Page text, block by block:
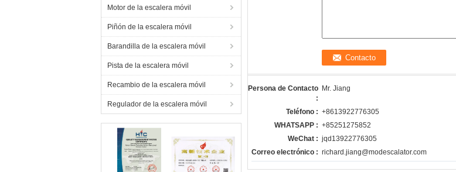
Motor de la escalera móvil
Piñón de la escalera móvil
Barandilla de la escalera móvil
Pista de la escalera móvil
Recambio de la escalera móvil
Regulador de la escalera móvil
Persona de Contacto
:
Mr. Jiang
Teléfono : +8613922776305
WHATSAPP : +85251275852
WeChat : jqd13922776305
Correo electrónico : richard.jiang@modescalator.com